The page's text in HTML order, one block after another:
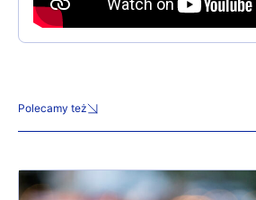
Polecamy też